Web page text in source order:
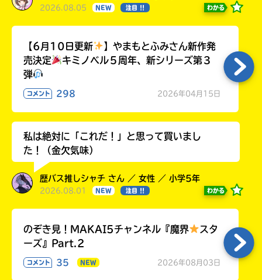
2026.08.05 NEW 注目 !! わかる
【6月10日更新
】やまもとふみさん新作発
売決定
キミノベル５周年、新シリーズ第３
弾
コメント 298 2026年04月15日
私は絶対に「これだ！」と思って買いまし
た！（金欠気味）
歴バス推しシャチ さん ／ 女性 ／ 小学5年
2026.08.01 NEW 注目 !! わかる
のぞき見！MAKAI5チャンネル『魔界
スタ
ーズ』Part.2
コメント 35 NEW 2026年08月03日